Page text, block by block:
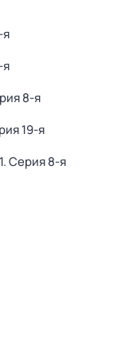
я
я
8-я
19-я
. Серия 8-я